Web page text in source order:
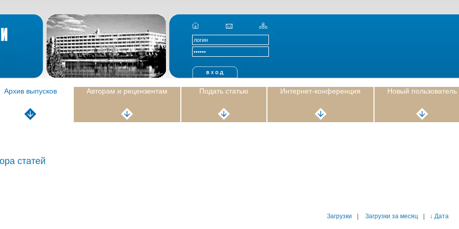
Архив выпусков Авторам и рецензентам Подать статью Интернет-конференция Новый пользователь
статей
Загрузки Загрузки за месяц ↓ Дата